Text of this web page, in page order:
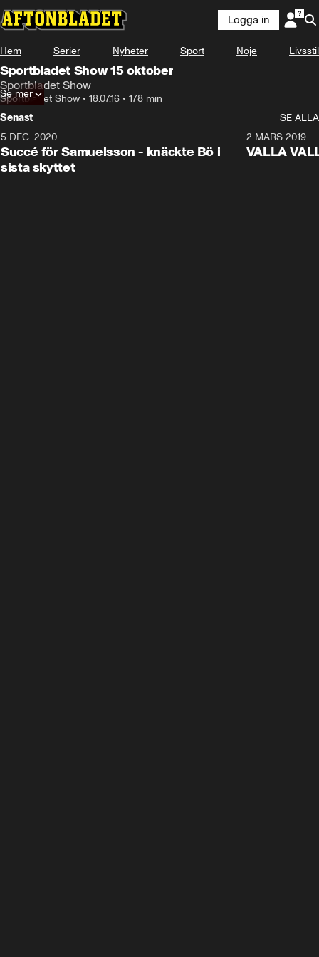
Logga in
Hem Serier Nyheter Sport Nöje Livsstil
Sportbladet Show 15 oktober
Sportbladet Show
Sportbladet Show • 18.07.16 • 178 min
Se mer
Senast
SE ALLA
5 DEC. 2020
Succé för Samuelsson - knäckte Bö i
sista skyttet
2 MARS 2019
VALLA